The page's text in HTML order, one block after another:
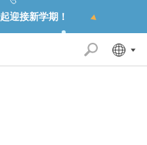
迎接新学期！